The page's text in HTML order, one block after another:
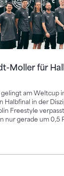
Moller für
am Weltcup
Halbfinal in der
Freestyle
nur gerade um 0,5